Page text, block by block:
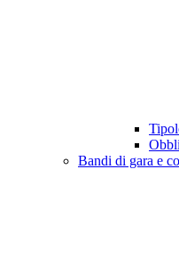
Bandi di gara e